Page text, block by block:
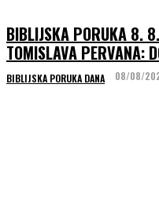
BIBLIJSKA PORUKA 8.
TOMISLAVA PERVANA:
BIBLIJSKA PORUKA DANA 08/08/